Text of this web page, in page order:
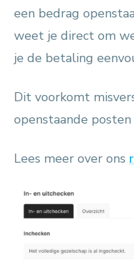
een bedrag
weet je direct om
je de betaling
Dit voorkomt
openstaande
Lees meer over ons